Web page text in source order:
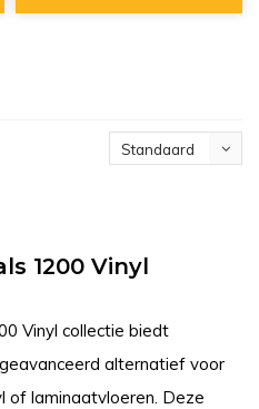
Standaard
1200 Vinyl
Vinyl collectie biedt
alternatief voor
of laminaatvloeren. Deze